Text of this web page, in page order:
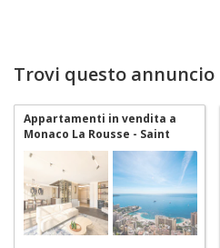
Trovi questo annuncio
Appartamenti in vendita a
Monaco La Rousse - Saint
Roman